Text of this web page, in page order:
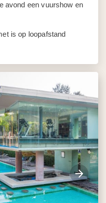
avond een vuurshow en
is op loopafstand